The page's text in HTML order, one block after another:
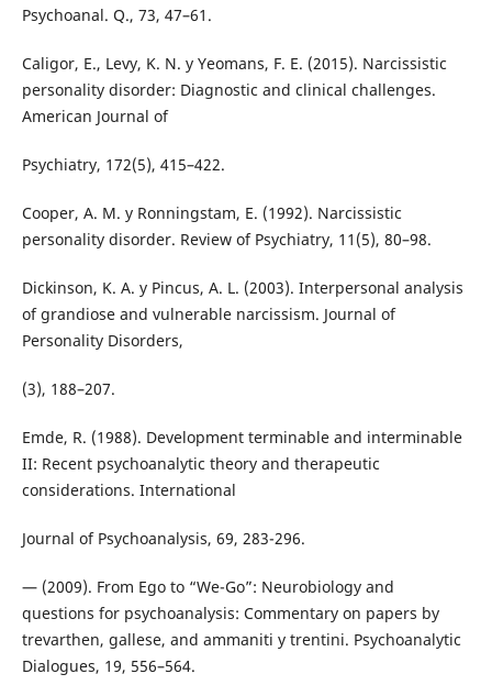
Psychoanal. Q., 73, 47–61.
Caligor, E., Levy, K. N. y Yeomans, F. E. (2015). Narcissistic
personality disorder: Diagnostic and clinical challenges.
American Journal of
Psychiatry, 172(5), 415–422.
Cooper, A. M. y Ronningstam, E. (1992). Narcissistic
personality disorder. Review of Psychiatry, 11(5), 80–98.
Dickinson, K. A. y Pincus, A. L. (2003). Interpersonal analysis
of grandiose and vulnerable narcissism. Journal of
Personality Disorders,
(3), 188–207.
Emde, R. (1988). Development terminable and interminable
II: Recent psychoanalytic theory and therapeutic
considerations. International
Journal of Psychoanalysis, 69, 283-296.
— (2009). From Ego to “We-Go”: Neurobiology and
questions for psychoanalysis: Commentary on papers by
trevarthen, gallese, and ammaniti y trentini. Psychoanalytic
Dialogues, 19, 556–564.